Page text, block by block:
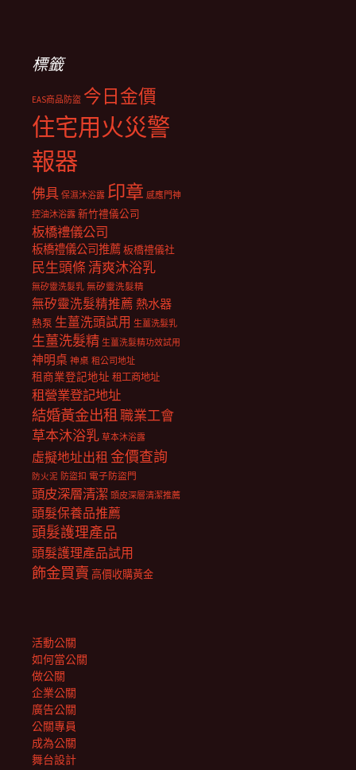
標籤
EAS商品防盜 今日金價
住宅用火災警
報器
佛具 保濕沐浴露 印章 感應門神
控油沐浴露 新竹禮儀公司
板橋禮儀公司
板橋禮儀公司推薦板橋禮儀社
民生頭條清爽沐浴乳
無矽靈洗髮乳 無矽靈洗髮精
無矽靈洗髮精推薦 熱水器
熱泵 生薑洗頭試用 生薑洗髮乳
生薑洗髮精 生薑洗髮精功效試用
神明桌 神桌 租公司地址
租商業登記地址 租工商地址
租營業登記地址
結婚黃金出租職業工會
草本沐浴乳 草本沐浴露
虛擬地址出租 金價查詢
防火泥 防盜扣 電子防盜門
頭皮深層清潔 頭皮深層清潔推薦
頭髮保養品推薦
頭髮護理產品
頭髮護理產品試用
飾金買賣 高價收購黃金
活動公關
如何當公關
做公關
企業公關
廣告公關
公關專員
成為公關
舞台設計